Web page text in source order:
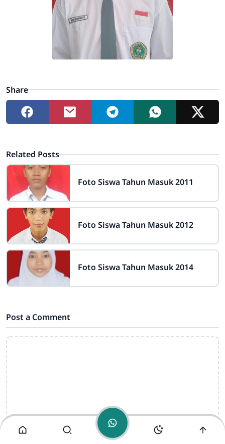
Share
Related Posts
Foto Siswa Tahun Masuk 2011
Foto Siswa Tahun Masuk 2012
Foto Siswa Tahun Masuk 2014
Post a Comment